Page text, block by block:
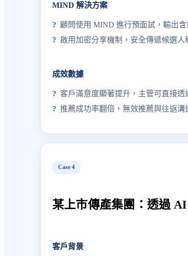
MIND 解決方案
顧問使用 MIND 進行預面試，輸出
啟用加密分享機制，安全傳遞候選人
成效數據
客戶滿意度顯著提升，主管可直接透
推薦成功率翻倍，無效推薦與往返溝
Case 4
某上市傳產集團：透過
客戶背景